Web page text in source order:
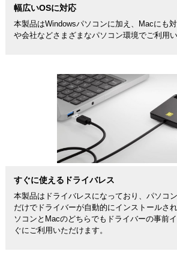
幅広いOSに対応
本製品はWindowsパソコンに加え、Macにも
や会社などさまざまなパソコン環境でご利用い
すぐに使えるドライバレス
本製品はドライバレスになっており、パソコ
だけでドライバーが自動的にインストールさ
ソコンとMacのどちらでもドライバーの事前
ぐにご利用いただけます。